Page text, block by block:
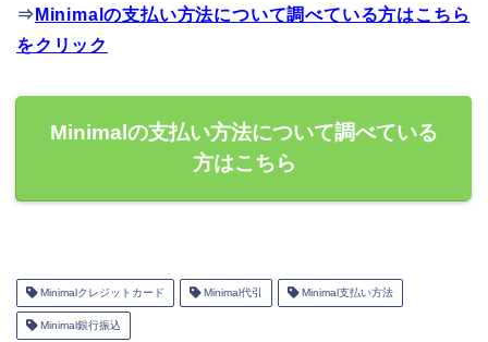
⇒ Minimalの支払い方法について調べている方はこちら
をクリック
Minimalの支払い方法について調べている
方はこちら
Minimalクレジットカード Minimal代引 Minimal支払い方法
Minimal銀行振込